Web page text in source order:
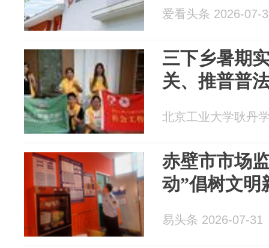
爱看头条 2026-07-
三下乡暑期
关、推普普
北京工业大学耿丹
赤壁市市场
动”倡树文明
易头条 2026-07-31